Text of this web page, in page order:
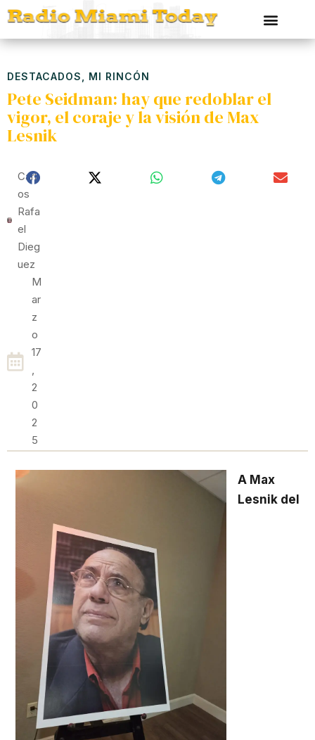
DESTACADOS MI RINCÓN
Pete Seidman: hay que redoblar el
vigor, el coraje y la visión de Max
Lesnik
Carl
Os
Rafa
El
Dieg
Uez
M
Ar
Z
O
17
,
2
0
2
5
A Max
Lesnik del